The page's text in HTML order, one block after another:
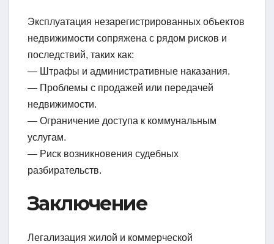
Эксплуатация незарегистрированных объектов
недвижимости сопряжена с рядом рисков и
последствий, таких как:
— Штрафы и административные наказания.
— Проблемы с продажей или передачей
недвижимости.
— Ограничение доступа к коммунальным
услугам.
— Риск возникновения судебных
разбирательств.
Заключение
Легализация жилой и коммерческой